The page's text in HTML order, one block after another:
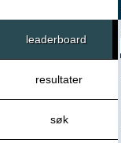
leaderboard
resultater
søk